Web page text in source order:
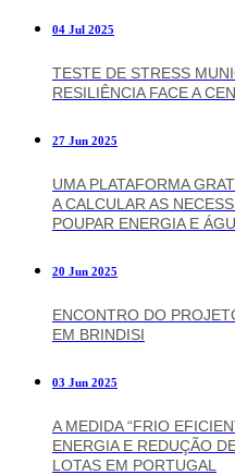
04 Jul 2025
TESTE DE STRESS
RESILIÊNCIA FACE A
27 Jun 2025
UMA PLATAFORMA
A CALCULAR AS
POUPAR ENERGIA E
20 Jun 2025
ENCONTRO DO
EM BRINDISI
03 Jun 2025
A MEDIDA “FRIO
ENERGIA E REDUÇÃO
LOTAS EM PORTUGAL